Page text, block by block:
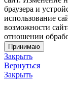
браузера и
использование
возможности
отношении
Принимаю
Закрыть
Вернуться
Закрыть